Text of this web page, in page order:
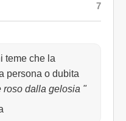
teme che la
persona o dubita
roso dalla gelosia "
7